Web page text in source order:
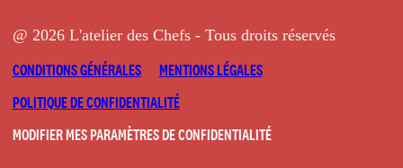
@ 2026 L'atelier des Chefs - Tous droits réservés
CONDITIONS GÉNÉRALES
MENTIONS LÉGALES
POLITIQUE DE CONFIDENTIALITÉ
MODIFIER MES PARAMÈTRES DE CONFIDENTIALITÉ